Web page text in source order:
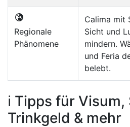
Regionale
Phänomene
Calima mit
Sicht und
mindern.
und Feria
belebt.
ℹ️ Tipps für
Trinkgeld & mehr